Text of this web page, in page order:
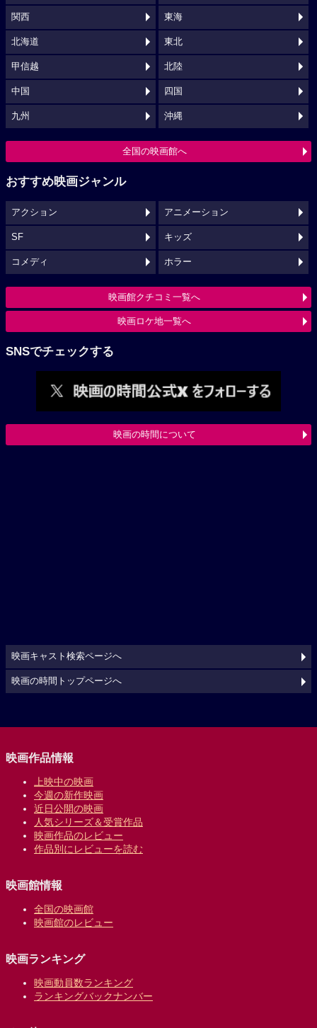
関西 東海
北海道 東北
甲信越 北陸
中国 四国
九州 沖縄
全国の映画館へ
おすすめ映画ジャンル
アクション アニメーション
SF キッズ
コメディ ホラー
映画館クチコミ一覧へ
映画ロケ地一覧へ
SNSでチェックする
映画の時間について
映画キャスト検索ページへ
映画の時間トップページへ
映画作品情報
上映中の映画
今週の新作映画
近日公開の映画
人気シリーズ＆受賞作品
映画作品のレビュー
作品別にレビューを読む
映画館情報
全国の映画館
映画館のレビュー
映画ランキング
映画動員数ランキング
ランキングバックナンバー